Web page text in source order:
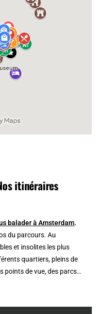
itinéraires
balader à Amsterdam.
du parcours. Au
et insolites les plus
quartiers, pleins de
points de vue, des parcs…